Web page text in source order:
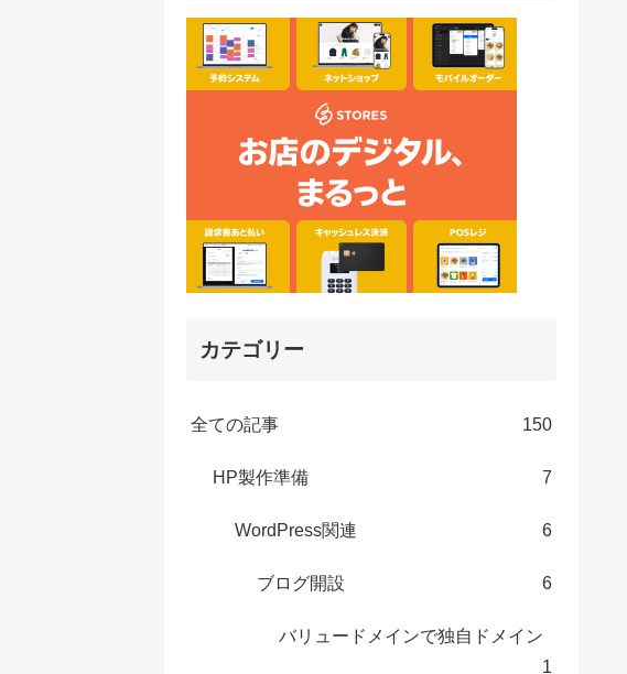
カテゴリー
全ての記事 150
HP製作準備 7
WordPress関連 6
ブログ開設 6
バリュードメインで独自ドメイン
1